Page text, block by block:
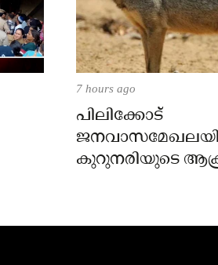
7 hours ago
പിലിക്കോട്
കുറുനരിയുടെ
പഞ്ചായത്ത്